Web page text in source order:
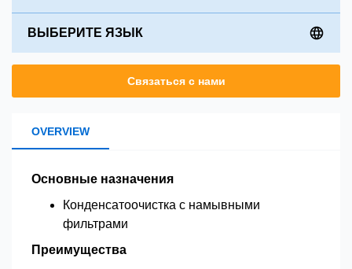
ВЫБЕРИТЕ ЯЗЫК
Связаться с нами
OVERVIEW
Основные назначения
Конденсатоочистка с намывными
фильтрами
Преимущества